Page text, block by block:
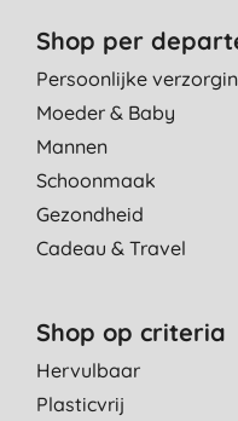
Shop per
Persoonlijke
Moeder & Baby
Mannen
Schoonmaak
Gezondheid
Cadeau & Travel
Shop op criteria
Hervulbaar
Plasticvrij